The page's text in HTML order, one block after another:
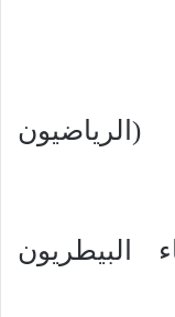
البيطريون